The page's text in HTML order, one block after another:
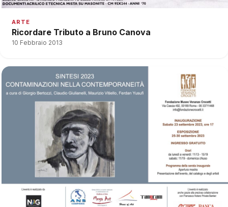
ARTE
Ricordare Tributo a Bruno Canova
10 Febbraio 2013